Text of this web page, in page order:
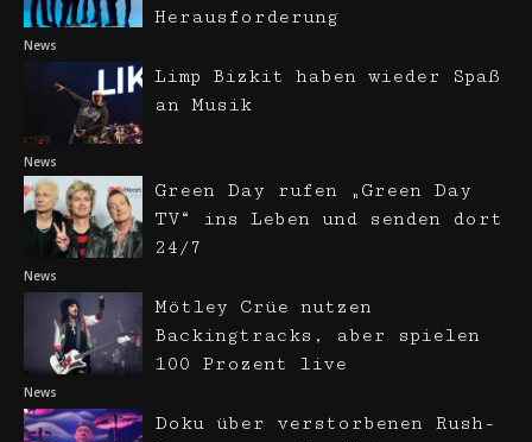
News
Herausforderung
News
Limp Bizkit haben wieder Spaß
an Musik
News
Green Day rufen „Green Day
TV“ ins Leben und senden dort
24/7
News
Mötley Crüe nutzen
Backingtracks, aber spielen
100 Prozent live
Doku über verstorbenen Rush-